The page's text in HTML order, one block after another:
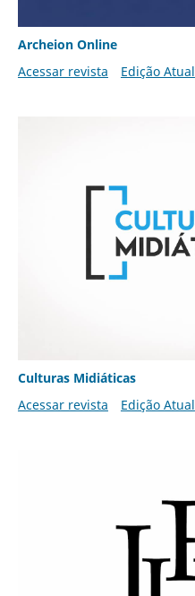
Archeion Online
Acessar revista
Edição Atual
Culturas Midiáticas
Acessar revista
Edição Atual